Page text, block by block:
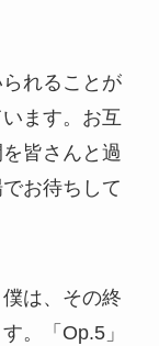
られることが
ます。お互
皆さんと過
お待ちして
は、その終
。「Op.5」